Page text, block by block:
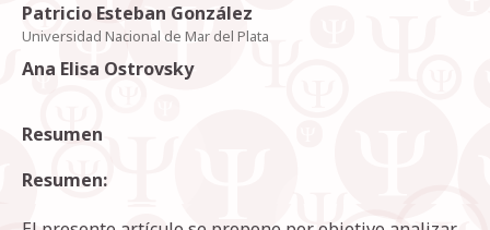
Patricio Esteban González
Universidad Nacional de Mar del Plata
Ana Elisa Ostrovsky
Resumen
Resumen: